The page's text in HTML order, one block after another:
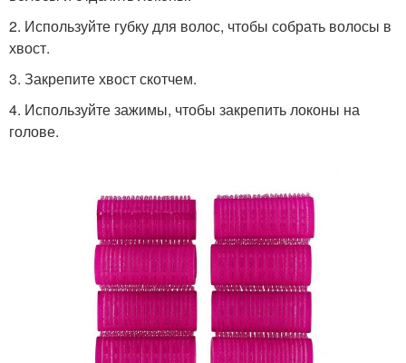
2. Используйте губку для волос, чтобы собрать волосы в
хвост.
3. Закрепите хвост скотчем.
4. Используйте зажимы, чтобы закрепить локоны на
голове.